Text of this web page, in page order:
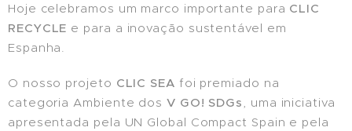
Hoje celebramos um marco importante para CLIC
RECYCLE e para a inovação sustentável em
Espanha.
O nosso projeto CLIC SEA foi premiado na
categoria Ambiente dos V GO! SDGs, uma iniciativa
apresentada pela UN Global Compact Spain e pela